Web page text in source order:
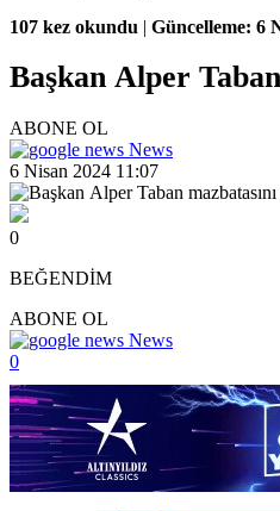
107 kez okundu | Güncelleme: 6
Başkan Alper Taban
ABONE OL
News
6 Nisan 2024 11:07
0
BEĞENDİM
ABONE OL
News
0